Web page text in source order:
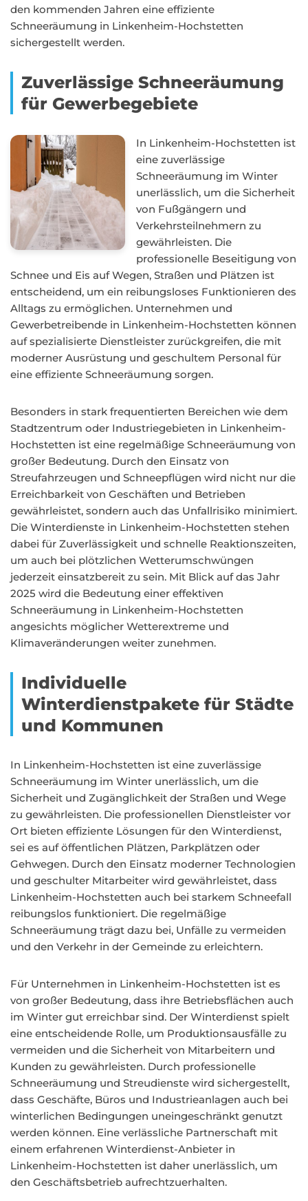
den kommenden Jahren eine effiziente
Schneeräumung in Linkenheim-Hochstetten
sichergestellt werden.
Zuverlässige Schneeräumung
für Gewerbegebiete
In Linkenheim-Hochstetten ist
eine zuverlässige
Schneeräumung im Winter
unerlässlich, um die Sicherheit
von Fußgängern und
Verkehrsteilnehmern zu
gewährleisten. Die
professionelle Beseitigung von
Schnee und Eis auf Wegen, Straßen und Plätzen ist
entscheidend, um ein reibungsloses Funktionieren des
Alltags zu ermöglichen. Unternehmen und
Gewerbetreibende in Linkenheim-Hochstetten können
auf spezialisierte Dienstleister zurückgreifen, die mit
moderner Ausrüstung und geschultem Personal für
eine effiziente Schneeräumung sorgen.
Besonders in stark frequentierten Bereichen wie dem
Stadtzentrum oder Industriegebieten in Linkenheim-
Hochstetten ist eine regelmäßige Schneeräumung von
großer Bedeutung. Durch den Einsatz von
Streufahrzeugen und Schneepflügen wird nicht nur die
Erreichbarkeit von Geschäften und Betrieben
gewährleistet, sondern auch das Unfallrisiko minimiert.
Die Winterdienste in Linkenheim-Hochstetten stehen
dabei für Zuverlässigkeit und schnelle Reaktionszeiten,
um auch bei plötzlichen Wetterumschwüngen
jederzeit einsatzbereit zu sein. Mit Blick auf das Jahr
2025 wird die Bedeutung einer effektiven
Schneeräumung in Linkenheim-Hochstetten
angesichts möglicher Wetterextreme und
Klimaveränderungen weiter zunehmen.
Individuelle
Winterdienstpakete für Städte
und Kommunen
In Linkenheim-Hochstetten ist eine zuverlässige
Schneeräumung im Winter unerlässlich, um die
Sicherheit und Zugänglichkeit der Straßen und Wege
zu gewährleisten. Die professionellen Dienstleister vor
Ort bieten effiziente Lösungen für den Winterdienst,
sei es auf öffentlichen Plätzen, Parkplätzen oder
Gehwegen. Durch den Einsatz moderner Technologien
und geschulter Mitarbeiter wird gewährleistet, dass
Linkenheim-Hochstetten auch bei starkem Schneefall
reibungslos funktioniert. Die regelmäßige
Schneeräumung trägt dazu bei, Unfälle zu vermeiden
und den Verkehr in der Gemeinde zu erleichtern.
Für Unternehmen in Linkenheim-Hochstetten ist es
von großer Bedeutung, dass ihre Betriebsflächen auch
im Winter gut erreichbar sind. Der Winterdienst spielt
eine entscheidende Rolle, um Produktionsausfälle zu
vermeiden und die Sicherheit von Mitarbeitern und
Kunden zu gewährleisten. Durch professionelle
Schneeräumung und Streudienste wird sichergestellt,
dass Geschäfte, Büros und Industrieanlagen auch bei
winterlichen Bedingungen uneingeschränkt genutzt
werden können. Eine verlässliche Partnerschaft mit
einem erfahrenen Winterdienst-Anbieter in
Linkenheim-Hochstetten ist daher unerlässlich, um
den Geschäftsbetrieb aufrechtzuerhalten.